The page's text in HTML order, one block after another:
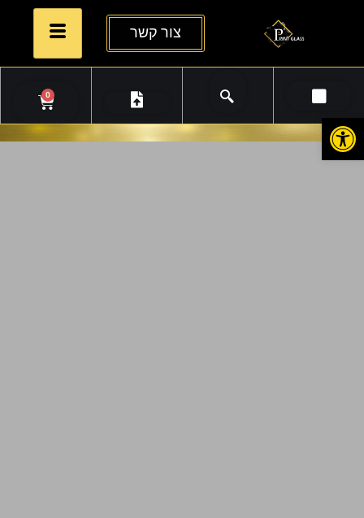
צור קשר
0
פתח סרגל נגישות